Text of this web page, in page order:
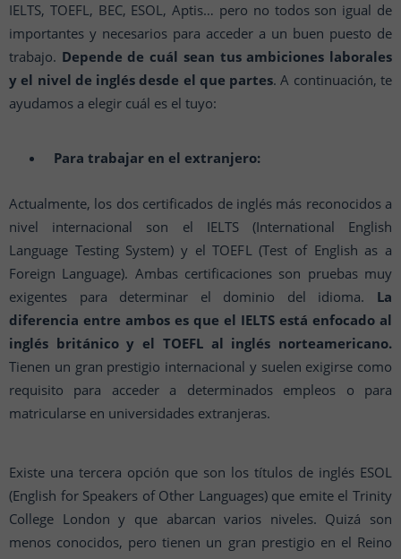
IELTS, TOEFL, BEC, ESOL, Aptis… pero no todos son igual de
importantes y necesarios para acceder a un buen puesto de
trabajo. Depende de cuál sean tus ambiciones laborales
y el nivel de inglés desde el que partes. A continuación, te
ayudamos a elegir cuál es el tuyo:
Para trabajar en el extranjero:
Actualmente, los dos certificados de inglés más reconocidos a
nivel internacional son el IELTS (International English
Language Testing System) y el TOEFL (Test of English as a
Foreign Language). Ambas certificaciones son pruebas muy
exigentes para determinar el dominio del idioma. La
diferencia entre ambos es que el IELTS está enfocado al
inglés británico y el TOEFL al inglés norteamericano.
Tienen un gran prestigio internacional y suelen exigirse como
requisito para acceder a determinados empleos o para
matricularse en universidades extranjeras.
Existe una tercera opción que son los títulos de inglés ESOL
(English for Speakers of Other Languages) que emite el Trinity
College London y que abarcan varios niveles. Quizá son
menos conocidos, pero tienen un gran prestigio en el Reino